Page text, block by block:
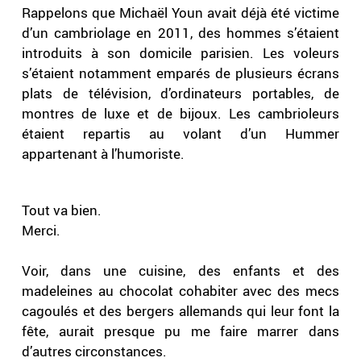
Rappelons que Michaël Youn avait déjà été victime
d’un cambriolage en 2011, des hommes s’étaient
introduits à son domicile parisien. Les voleurs
s’étaient notamment emparés de plusieurs écrans
plats de télévision, d’ordinateurs portables, de
montres de luxe et de bijoux. Les cambrioleurs
étaient repartis au volant d’un Hummer
appartenant à l’humoriste.
Tout va bien.
Merci.
Voir, dans une cuisine, des enfants et des
madeleines au chocolat cohabiter avec des mecs
cagoulés et des bergers allemands qui leur font la
fête, aurait presque pu me faire marrer dans
d’autres circonstances.